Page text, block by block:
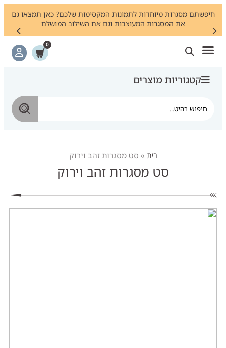
חיפשתם מסגרות מיוחדות לתמונות המקסימות שלכם? כאן תמצאו גם
את המסגרות המעוצבות וגם את השילוב המושלם
0
קטגוריות מוצרים
בית » סט מסגרות זהב וירוק
סט מסגרות זהב וירוק